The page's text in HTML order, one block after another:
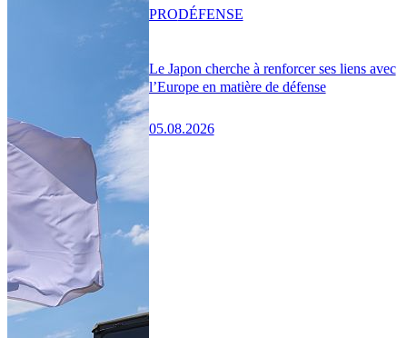
Le Japon cherche à renforcer ses liens avec
l’Europe en matière de défense
05.08.2026
PRODÉFENSE